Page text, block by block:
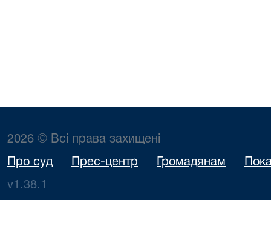
2026 © Всі права захищені
Про суд Прес-центр Громадянам
v1.38.1